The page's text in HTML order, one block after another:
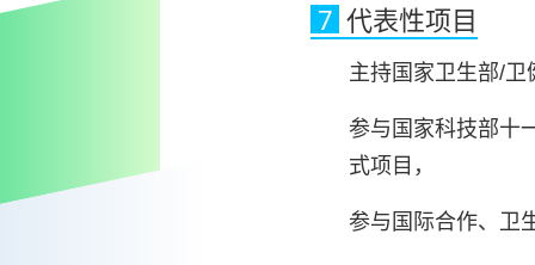
7 代表性项目
主持国家卫生部/
参与国家科技部十
式项目，
参与国际合作、卫